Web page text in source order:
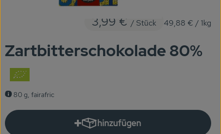
Tiefkühlprodukte
Feinkost
Süßes & Snacks
Zartbitterschokolade 80%
80 g, fairafric
3,99 € / Stück 49,88 € / 1kg
hinzufügen
Produkt zum Warenkorb